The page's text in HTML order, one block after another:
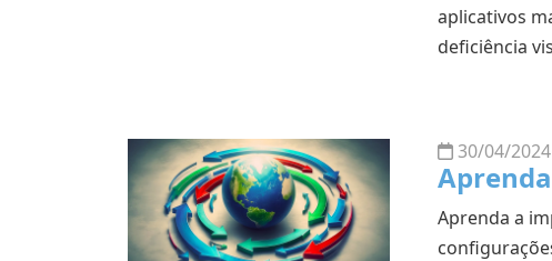
aplicativos
deficiência
30/04/2024
Aprenda a